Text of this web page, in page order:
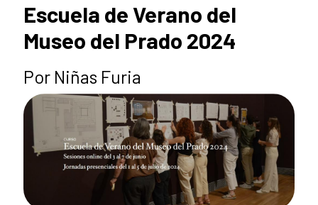
Escuela de Verano del
Museo del Prado 2024
Por Niñas Furia